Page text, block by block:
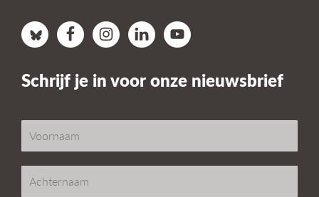
Schrijf je in voor onze nieuwsbrief